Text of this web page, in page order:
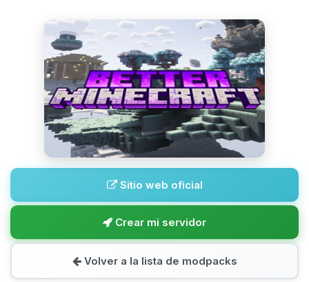
Sitio web oficial
Crear mi servidor
Volver a la lista de modpacks